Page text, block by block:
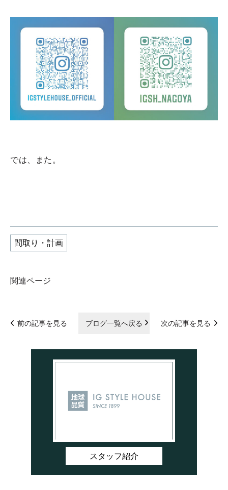
では、また。
間取り・計画
関連ページ
前の記事を見る ブログ一覧へ戻る 次の記事を見る
スタッフ紹介